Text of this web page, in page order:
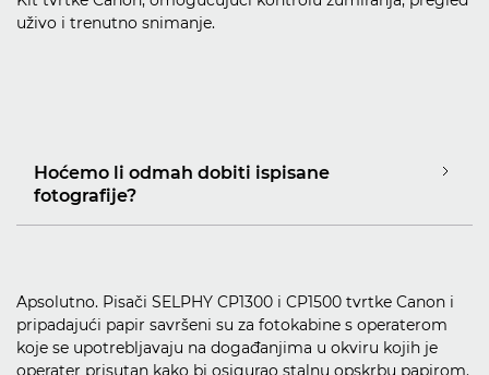
uživo i trenutno snimanje.
Hoćemo li odmah dobiti ispisane
fotografije?
Apsolutno. Pisači SELPHY CP1300 i CP1500 tvrtke Canon i
pripadajući papir savršeni su za fotokabine s operaterom
koje se upotrebljavaju na događanjima u okviru kojih je
operater prisutan kako bi osigurao stalnu opskrbu papirom.